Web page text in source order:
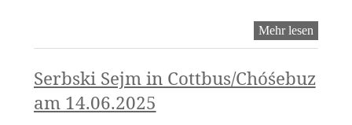
Mehr lesen
Marek
2025)
Serbski Sejm in Cottbus/Chóśebuz
am 14.06.2025